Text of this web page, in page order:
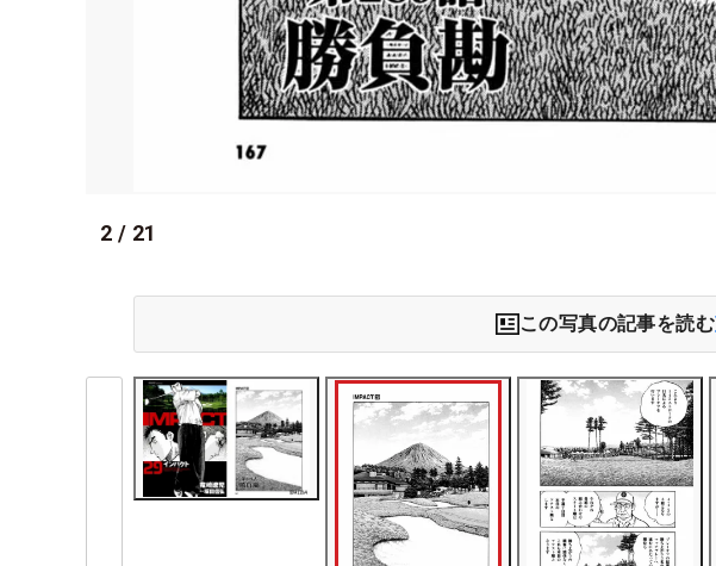
2 / 21
この写真の記事を読む